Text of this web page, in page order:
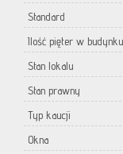
Standard
Ilość pięter w budynku
Stan lokalu
Stan prawny
Typ kaucji
Okna